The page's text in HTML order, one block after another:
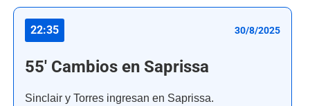
22:35 30/8/2025
55' Cambios en Saprissa
Sinclair y Torres ingresan en Saprissa.